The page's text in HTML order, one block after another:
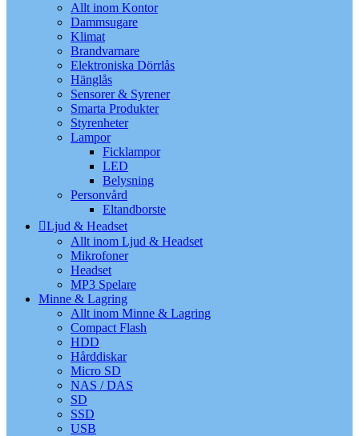
Allt inom Kontor
Dammsugare
Klimat
Brandvarnare
Elektroniska Dörrlås
Hänglås
Sensorer & Syrener
Smarta Produkter
Styrenheter
Lampor
Ficklampor
LED
Belysning
Personvård
Eltandborste
Ljud & Headset
Allt inom Ljud & Headset
Mikrofoner
Headset
MP3 Spelare
Minne & Lagring
Allt inom Minne & Lagring
Compact Flash
HDD
Hårddiskar
Micro SD
NAS / DAS
SD
SSD
USB